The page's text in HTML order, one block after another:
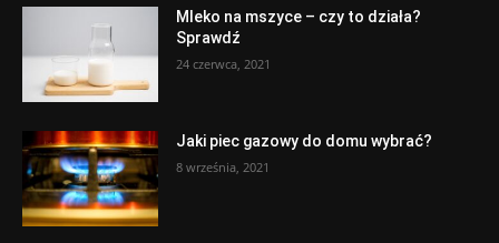
Mleko na mszyce – czy to działa?
Sprawdź
24 czerwca, 2021
Jaki piec gazowy do domu wybrać?
8 września, 2021